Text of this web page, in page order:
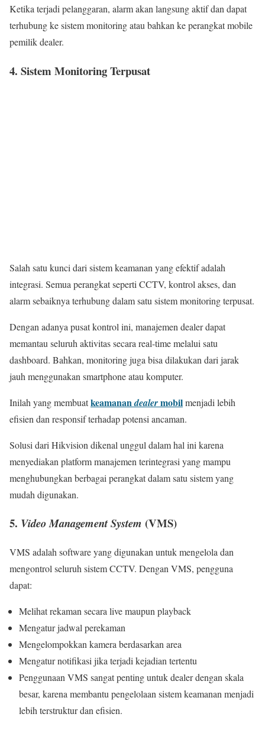
Ketika terjadi pelanggaran, alarm akan langsung aktif dan dapat
terhubung ke sistem monitoring atau bahkan ke perangkat mobile
pemilik dealer.
4. Sistem Monitoring Terpusat
Salah satu kunci dari sistem keamanan yang efektif adalah
integrasi. Semua perangkat seperti CCTV, kontrol akses, dan
alarm sebaiknya terhubung dalam satu sistem monitoring terpusat.
Dengan adanya pusat kontrol ini, manajemen dealer dapat
memantau seluruh aktivitas secara real-time melalui satu
dashboard. Bahkan, monitoring juga bisa dilakukan dari jarak
jauh menggunakan smartphone atau komputer.
Inilah yang membuatkeamanandealermobilmenjadi lebih
efisien dan responsif terhadap potensi ancaman.
Solusi dari Hikvision dikenal unggul dalam hal ini karena
menyediakan platform manajemen terintegrasi yang mampu
menghubungkan berbagai perangkat dalam satu sistem yang
mudah digunakan.
5. Video Management System (VMS)
VMS adalah software yang digunakan untuk mengelola dan
mengontrol seluruh sistem CCTV. Dengan VMS, pengguna
dapat:
Melihat rekaman secara live maupun playback
Mengatur jadwal perekaman
Mengelompokkan kamera berdasarkan area
Mengatur notifikasi jika terjadi kejadian tertentu
Penggunaan VMS sangat penting untuk dealer dengan skala
besar, karena membantu pengelolaan sistem keamanan menjadi
lebih terstruktur dan efisien.